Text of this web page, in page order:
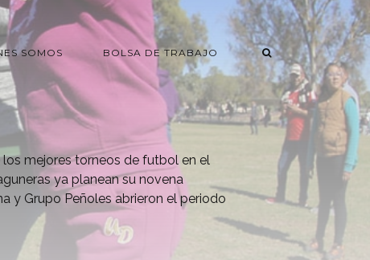
SOMOS BOLSA DE TRABAJO
mejores torneos de futbol en el
ya planean su novena
y Grupo Peñoles abrieron el periodo